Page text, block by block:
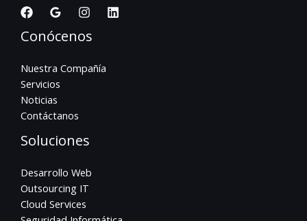
Conócenos
Nuestra Compañía
Servicios
Noticias
Contáctanos
Soluciones
Desarrollo Web
Outsourcing IT
Cloud Services